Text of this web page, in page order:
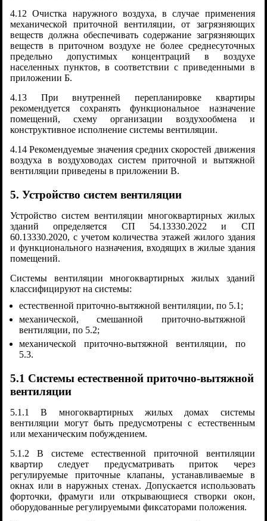
4.12 Очистка наружного воздуха, в случае применения
механической приточной вентиляции, от загрязняющих
веществ должна обеспечивать содержание загрязняющих
веществ в приточном воздухе не более среднесуточных
предельно допустимых концентраций в воздухе
населенных пунктов, в соответствии с приведенными в
приложении Б.
4.13 При внутренней перепланировке квартиры
рекомендуется сохранять функциональное назначение
помещений, схему организации воздухообмена и
конструктивное исполнение системы вентиляции.
4.14 Рекомендуемые значения средних скоростей движения
воздуха в воздуховодах систем приточной и вытяжной
вентиляции приведены в приложении В.
5. Устройство систем вентиляции
Устройство систем вентиляции многоквартирных жилых
зданий определяется СП 54.13330.2022 и СП
60.13330.2020, с учетом количества этажей жилого здания
и функционального назначения, входящих в жилые здания
помещений.
Системы вентиляции многоквартирных жилых зданий
классифицируют на системы:
естественной приточно-вытяжной вентиляции, по 5.1;
механической, смешанной приточно-вытяжной
вентиляции, по 5.2;
механической приточно-вытяжной вентиляции, по
5.3.
5.1 Системы естественной приточно-вытяжной
вентиляции
5.1.1 В многоквартирных жилых домах системы
вентиляции могут быть предусмотрены с естественным
или механическим побуждением.
5.1.2 В системе естественной приточной вентиляции
квартир следует предусматривать приток через
регулируемые приточные клапаны, устанавливаемые в
окнах или в наружных стенах. Допускается использовать
форточки, фрамуги или открывающиеся створки окон,
оборудованные регулируемыми фиксаторами положения.